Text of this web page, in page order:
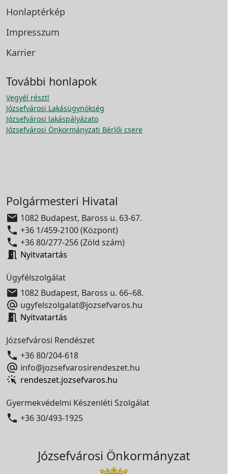
Honlaptérkép
Impresszum
Karrier
További honlapok
Vegyél részt!
Józsefvárosi Lakásügynökség
Józsefvárosi lakáspályázato
Józsefvárosi Önkormányzati Bérlői csere
Polgármesteri Hivatal
 1082 Budapest, Baross u. 63-67.
 +36 1/459-2100 (Központ)
 +36 80/277-256 (Zöld szám)
 Nyitvatartás
Ügyfélszolgálat
 1082 Budapest, Baross u. 66–68.
 ugyfelszolgalat@jozsefvaros.hu
 Nyitvatartás
Józsefvárosi Rendészet
 +36 80/204-618
 info@jozsefvarosirendeszet.hu
rendeszet.jozsefvaros.hu
Gyermekvédelmi Készenléti Szolgálat
 +36 30/493-1925
Józsefvárosi Önkormányzat